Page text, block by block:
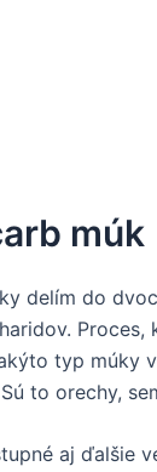
múk
delím do
typ múky
to orechy,
aj ďalšie